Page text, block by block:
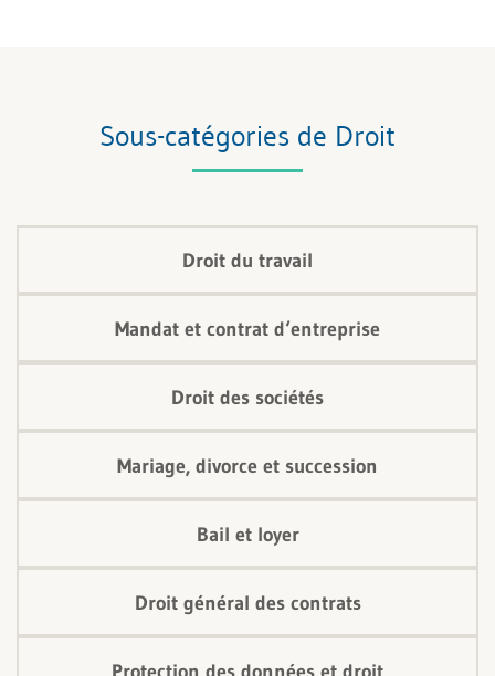
Sous-catégories de Droit
Droit du travail
Mandat et contrat d‘entreprise
Droit des sociétés
Mariage, divorce et succession
Bail et loyer
Droit général des contrats